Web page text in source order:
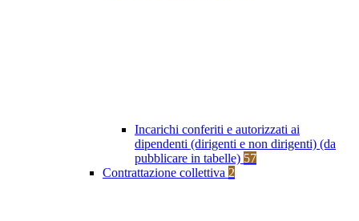
Incarichi conferiti e autorizzati ai
dipendenti (dirigenti e non dirigenti) (da
pubblicare in tabelle) 57
Contrattazione collettiva 2